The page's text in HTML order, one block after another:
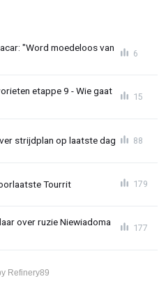
"Word moedeloos van
6
etappe 9 - Wie gaat
15
strijdplan op laatste dag 88
Tourrit 179
over ruzie Niewiadoma
177
Refinery89